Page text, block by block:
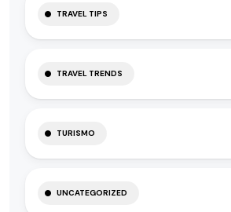
TRAVEL TIPS
TRAVEL TRENDS
TURISMO
UNCATEGORIZED